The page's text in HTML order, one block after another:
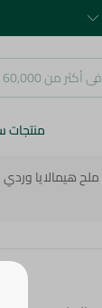
منتجات
ملح هيمالايا وردي